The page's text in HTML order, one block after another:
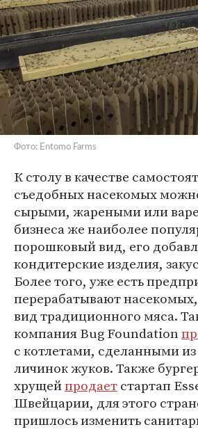
Фото: Entomo Farms
К столу в качестве
съедобных насекомых
сырыми, жареными или
бизнеса же наиболее
порошковый вид, его
кондитерские изделия,
Более того, уже есть
перерабатывают
вид традиционного мяса.
компания Bug Foundation
с котлетами, сделанными
личинок жуков. Также
хрущейпродаетстартап
Швейцарии, для этого
пришлось изменить